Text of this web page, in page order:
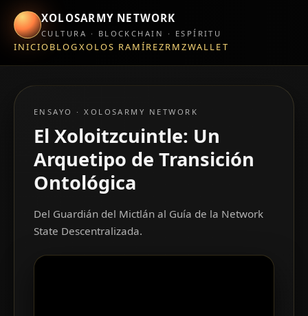
XOLOSARMY NETWORK
CULTURA · BLOCKCHAIN · ESPÍRITU
INICIOBLOGXOLOS RAMÍREZRMZWALLET
ENSAYO · XOLOSARMY NETWORK
El Xoloitzcuintle: Un
Arquetipo de Transición
Ontológica
Del Guardián del Mictlán al Guía de la Network
State Descentralizada.